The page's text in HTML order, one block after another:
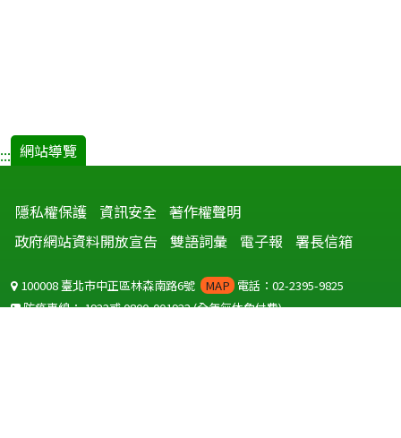
::: 網站導覽
隱私權保護 資訊安全 著作權聲明
政府網站資料開放宣告
雙語詞彙 電子報 署長信箱
100008 臺北市中正區林森南路6號 MAP 電話：02-2395-9825
防疫專線：1922或0800-001922(全年無休免付費)